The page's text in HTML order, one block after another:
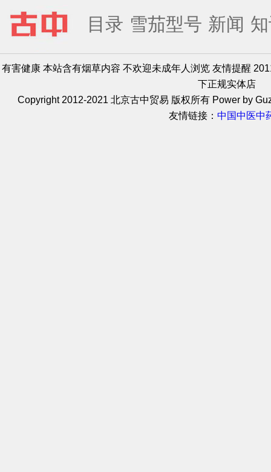
目录 雪茄型号 新闻
有害健康 本站含有烟草内容 不欢迎未成年人浏览 友情提醒
下正规实体店
Copyright 2012-2021 北京古中贸易 版权所有 Power by
友情链接： 中国中医中